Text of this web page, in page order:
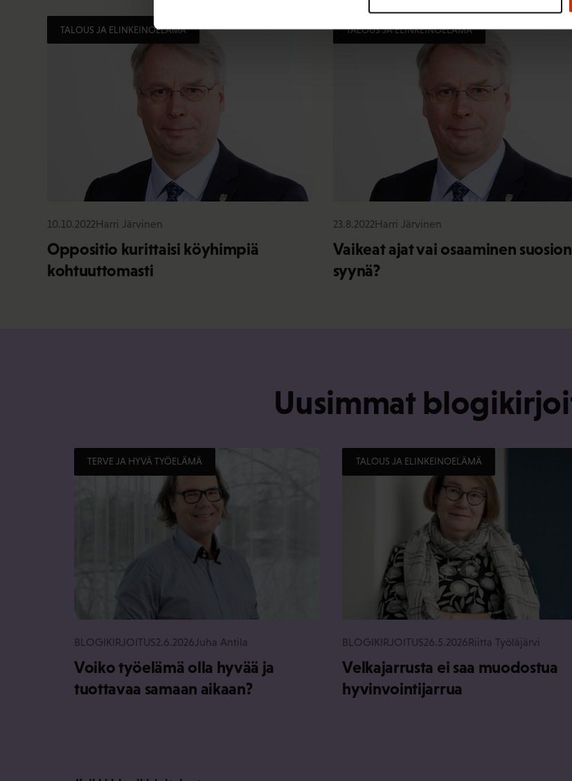
TALOUS JA ELINKEINOELÄMÄ
10.10.2022Harri Järvinen
Oppositio kurittaisi köyhimpiä
kohtuuttomasti
TALOUS JA ELINKEINOELÄMÄ
23.8.2022Harri Järvinen
Vaikeat ajat vai osaaminen suosion
syynä?
Uusimmat
TERVE JA HYVÄ TYÖELÄMÄ
BLOGIKIRJOITUS2.6.2026 Juha Antila
Voiko työelämä olla hyvää ja
tuottavaa samaan aikaan?
TALOUS JA ELINKEINOELÄMÄ
BLOGIKIRJOITUS26.5.2026Riitta Työläjärvi
Velkajarrusta ei saa muodostua
hyvinvointijarrua